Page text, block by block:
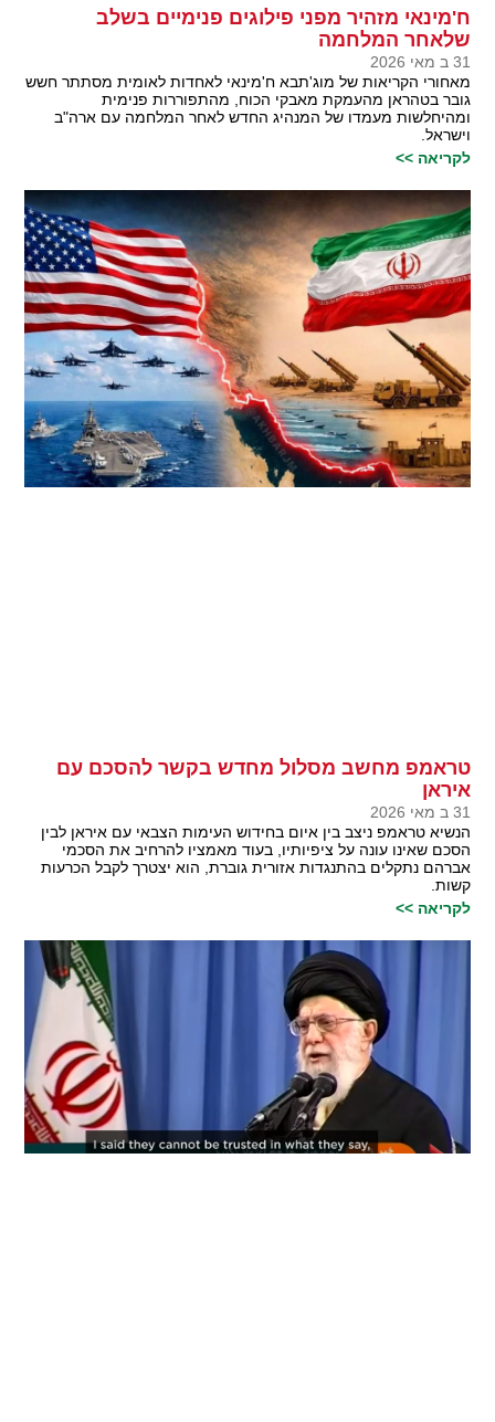
ח'מינאי מזהיר מפני פילוגים פנימיים בשלב
שלאחר המלחמה
31 ב מאי 2026
מאחורי הקריאות של מוג'תבא ח'מינאי לאחדות לאומית מסתתר חשש
גובר בטהראן מהעמקת מאבקי הכוח, מהתפוררות פנימית
ומהיחלשות מעמדו של המנהיג החדש לאחר המלחמה עם ארה"ב
וישראל.
לקריאה >>
טראמפ מחשב מסלול מחדש בקשר להסכם עם
איראן
31 ב מאי 2026
הנשיא טראמפ ניצב בין איום בחידוש העימות הצבאי עם איראן לבין
הסכם שאינו עונה על ציפיותיו, בעוד מאמציו להרחיב את הסכמי
אברהם נתקלים בהתנגדות אזורית גוברת, הוא יצטרך לקבל הכרעות
קשות.
לקריאה >>